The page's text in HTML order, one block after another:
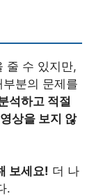
줄 수 있지만,
분의 문제를
석하고 적절
상을 보지 않
보세요! 더 나
.